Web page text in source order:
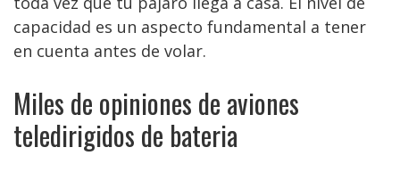
capacidad es un aspecto fundamental a tener
en cuenta antes de volar.
Miles de opiniones de aviones
teledirigidos de bateria